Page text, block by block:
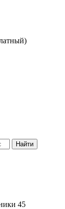
Найти
45